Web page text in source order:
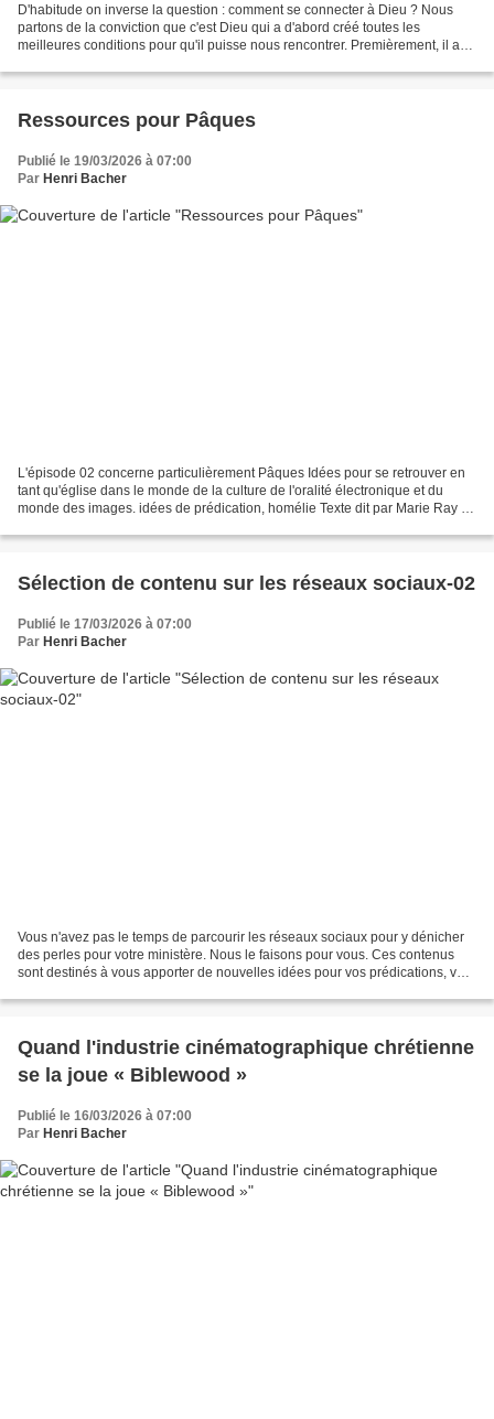
D'habitude on inverse la question : comment se connecter à Dieu ? Nous
partons de la conviction que c'est Dieu qui a d'abord créé toutes les
meilleures conditions pour qu'il puisse nous rencontrer. Premièrement, il a
Ressources pour Pâques
Publié le 19/03/2026 à 07:00
Par Henri Bacher
L'épisode 02 concerne particulièrement Pâques Idées pour se retrouver en
tant qu'église dans le monde de la culture de l'oralité électronique et du
monde des images. idées de prédication, homélie Texte dit par Marie Ray et
Sélection de contenu sur les réseaux sociaux-02
Publié le 17/03/2026 à 07:00
Par Henri Bacher
Vous n'avez pas le temps de parcourir les réseaux sociaux pour y dénicher
des perles pour votre ministère. Nous le faisons pour vous. Ces contenus
sont destinés à vous apporter de nouvelles idées pour vos prédications, vos
Quand l'industrie cinématographique chrétienne
se la joue « Biblewood »
Publié le 16/03/2026 à 07:00
Par Henri Bacher